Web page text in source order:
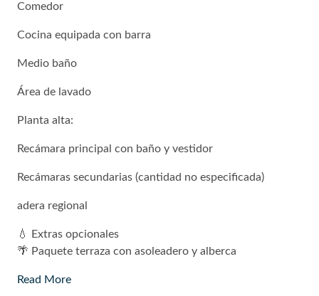
Comedor
Cocina equipada con barra
Medio baño
Área de lavado
Planta alta:
Recámara principal con baño y vestidor
Recámaras secundarias (cantidad no especificada)
adera regional
💧 Extras opcionales
🌴 Paquete terraza con asoleadero y alberca
Read More